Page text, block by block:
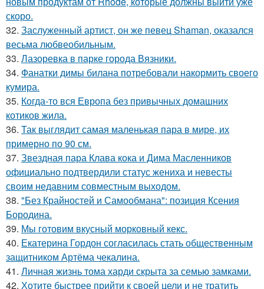
скоро.
32. Заслуженный артист, он же певец Shaman, оказался
весьма любвеобильным.
33. Лазоревка в парке города Вязники.
34. Фанатки димы билана потребовали накормить своего
кумира.
35. Когда-то вся Европа без привычных домашних
котиков жила.
36. Так выглядит самая маленькая пара в мире, их
примерно по 90 см.
37. Звездная пара Клава кока и Дима Масленников
официально подтвердили статус жениха и невесты
своим недавним совместным выходом.
38. "Без Крайностей и Самообмана": позиция Ксения
Бородина.
39. Мы готовим вкусный морковный кекс.
40. Екатерина Гордон согласилась стать общественным
защитником Артёма чекалина.
41. Личная жизнь тома харди скрыта за семью замками.
42. Хотите быстрее прийти к своей цели и не тратить